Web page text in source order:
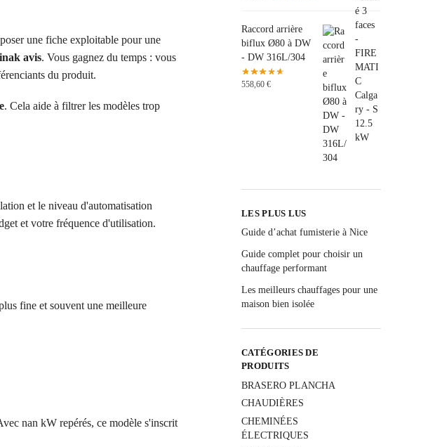
une fiche exploitable pour une
avis. Vous gagnez du temps : vous
du produit.
. Cela aide à filtrer les modèles trop
et le niveau d'automatisation
et votre fréquence d'utilisation.
fine et souvent une meilleure
nan kW repérés, ce modèle s'inscrit
Raccord arrière
biflux Ø80 à DW
- DW 316L/304
558,60€
LES PLUS LUS
Guide d’achat fumisterie à Nice
Guide complet pour choisir un
chauffage performant
Les meilleurs chauffages pour une
maison bien isolée
CATÉGORIES DE
PRODUITS
BRASERO PLANCHA
CHAUDIÈRES
CHEMINÉES
ÉLECTRIQUES